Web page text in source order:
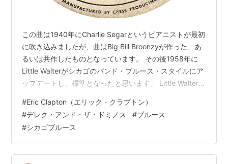
この曲は1940年にCharlie Segarというピアニストが最初
に吹き込みましたが、曲はBig Bill Broonzyが作った、あ
るいは共作したものとなっています。 その後1958年に
Little Walterがシカゴのバンド・ブルース・スタイルにア
ップデートし、標準となったと思います。 Little Walter版
を踏襲しています。Laylaに収録されているのはこの8小
節ブルースをDuaneらとのジャムセッションのベースに
しただけで、ある意味ウォーキングベースで刻めれば何
でも良かったかもしれません。この曲はその後も55年
に…
#Eric Clapton（エリック・クラプトン）
#デレク・アンド・ザ・ドミノス #ブルース
#シカゴブルース